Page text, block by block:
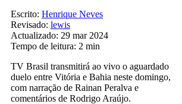
Escrito: Henrique Neves
Revisado: lewis
Actualizado: 29 mar 2024
Tempo de leitura: 2 min
TV Brasil transmitirá ao vivo o aguardado
duelo entre Vitória e Bahia neste domingo,
com narração de Rainan Peralva e
comentários de Rodrigo Araújo.